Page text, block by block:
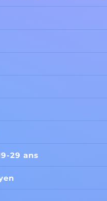
29 ans